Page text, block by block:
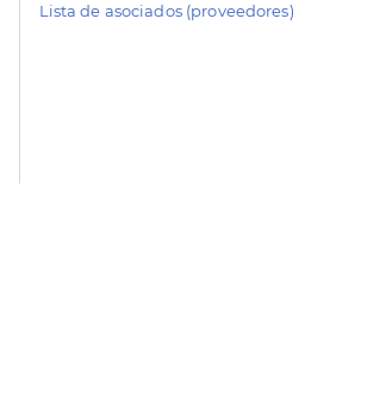
Lista de asociados (proveedores)